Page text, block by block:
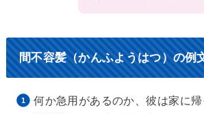
間不容髪（かんふようはつ）の例
何か急用があるのか、彼は家に帰